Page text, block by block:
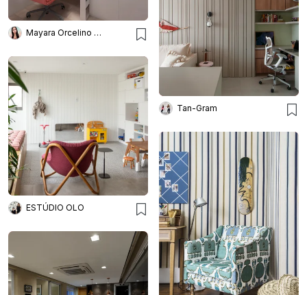
Mayara Orcelino Interiores
Tan-Gram
ESTÚDIO OLO